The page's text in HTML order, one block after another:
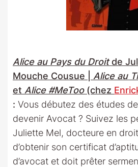
Alice au Pays du Droitde
Mouche Cousue | Alice au
et Alice #MeToo(chez
: Vous débutez des études
devenir Avocat ? Suivez les
Juliette Mel, docteure en
d’obtenir son certificat
d’avocat et doit prêter